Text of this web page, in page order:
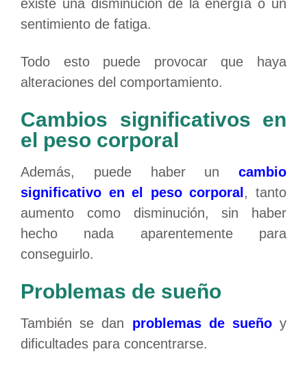
existe una disminución de la energía o un
sentimiento de fatiga.
Todo esto puede provocar que haya
alteraciones del comportamiento.
Cambios significativos en
el peso corporal
Además, puede haber un cambio
significativo en el peso corporal , tanto
aumento como disminución, sin haber
hecho nada aparentemente para
conseguirlo.
Problemas de sueño
También se dan problemas de sueñoy
dificultades para concentrarse.